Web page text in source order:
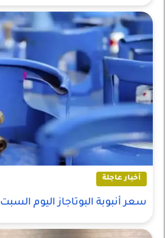
أخبار عاجلة
سعر أنبوبة البوتاجاز اليوم السبت 28-12-2024